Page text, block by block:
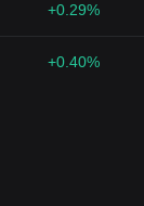
+0.29%
+0.40%